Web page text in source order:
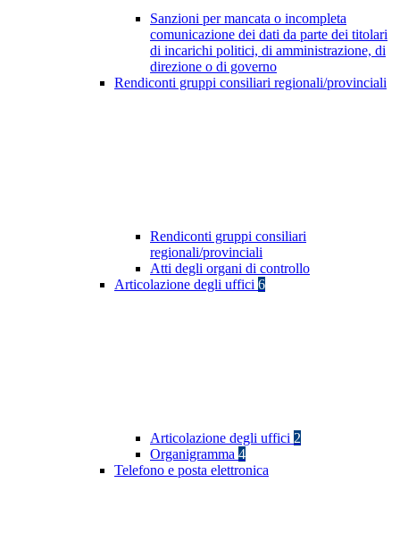
Sanzioni per mancata o incompleta
comunicazione dei dati da parte dei titolari
di incarichi politici, di amministrazione, di
direzione o di governo
Rendiconti gruppi consiliari regionali/provinciali
Rendiconti gruppi consiliari
regionali/provinciali
Atti degli organi di controllo
Articolazione degli uffici 6
Articolazione degli uffici 2
Organigramma 4
Telefono e posta elettronica